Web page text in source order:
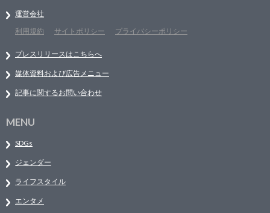
運営会社
利用規約
サイトポリシー プライバシーポリシー
プレスリリースはこちらへ
媒体資料および広告メニュー
記事に関するお問い合わせ
MENU
SDGs
ジェンダー
ライフスタイル
エンタメ